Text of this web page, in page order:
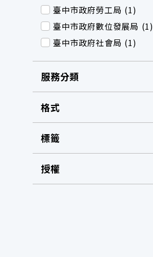
臺中市政府勞工局 (1)
臺中市政府數位發展局 (1)
臺中市政府社會局 (1)
服務分類
格式
標籤
授權